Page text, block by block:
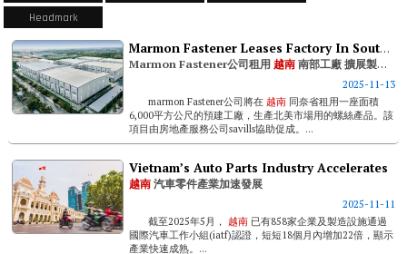
Headmark
Marmon Fastener Leases Factory In Southern Vietnam
Marmon Fastener公司租用越南南部工廠 擴展製造鏈
2025-11-13
marmon Fastener公司將在 越南 同奈省租用一座面積
6,000平方公尺的預建工廠，生產北美市場用的螺絲產品。該
項目由房地產服務公司savills協助促成。...
Vietnam’s Auto Parts Industry Accelerates
越南汽車零件產業加速發展
2025-11-11
截至2025年5月， 越南 已有858家企業及製造設施通過
國際汽車工作小組(iatf)認證，短短18個月內增加22倍，顯示
產業快速成熟。...